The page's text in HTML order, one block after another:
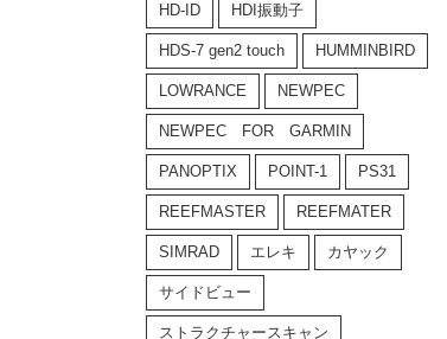
HD-ID HDI振動子
HDS-7 gen2 touch HUMMINBIRD
LOWRANCE NEWPEC
NEWPEC FOR GARMIN
PANOPTIX POINT-1 PS31
REEFMASTER REEFMATER
SIMRAD エレキ カヤック
サイドビュー
ストラクチャースキャン